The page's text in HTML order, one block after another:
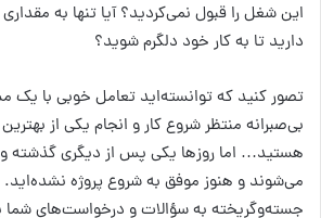
این شغل را قبول نمی‌کردید؟ آیا تنها به
دارید تا به کار خود دلگرم شوید؟
تصور کنید که توانسته‌اید تعامل خوبی با یک
بی‌صبرانه منتظر شروع کار و انجام یکی از
هستید… اما روزها یکی پس از دیگری گذشته
می‌شوند و هنوز موفق به شروع پروژه
جسته‌وگریخته به سؤالات و درخواست‌های